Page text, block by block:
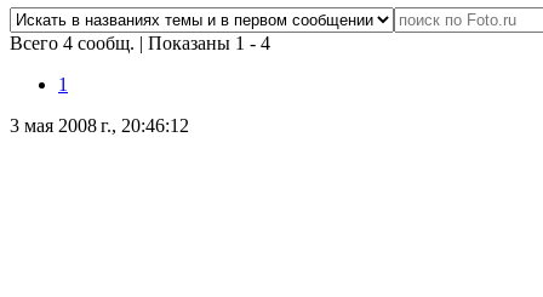
Всего 4 сообщ. | Показаны 1 - 4
1
3 мая 2008 г., 20:46:12